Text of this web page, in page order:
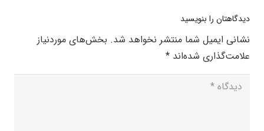
دیدگاهتان را بنویسید
نشانی ایمیل شما منتشر نخواهد شد. بخش‌های موردنیاز
علامت‌گذاری شده‌اند *